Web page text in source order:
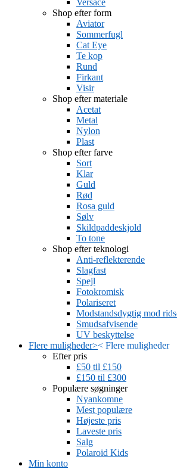
Versace
Shop efter form
Aviator
Sommerfugl
Cat Eye
Te kop
Rund
Firkant
Visir
Shop efter materiale
Acetat
Metal
Nylon
Plast
Shop efter farve
Sort
Klar
Guld
Rød
Rosa guld
Sølv
Skildpaddeskjold
To tone
Shop efter teknologi
Anti-reflekterende
Slagfast
Spejl
Fotokromisk
Polariseret
Modstandsdygtig mod
Smudsafvisende
UV beskyttelse
Flere muligheder>< Flere muligheder
Efter pris
£50 til £150
£150 til £300
Populære søgninger
Nyankomne
Mest populære
Højeste pris
Laveste pris
Salg
Polaroid Kids
Min konto